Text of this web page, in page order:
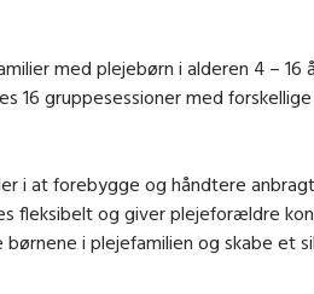
med plejebørn i alderen 4 – 16
16 gruppesessioner med
i at forebygge og håndtere
fleksibelt og giver plejeforældre
i plejefamilien og skabe et